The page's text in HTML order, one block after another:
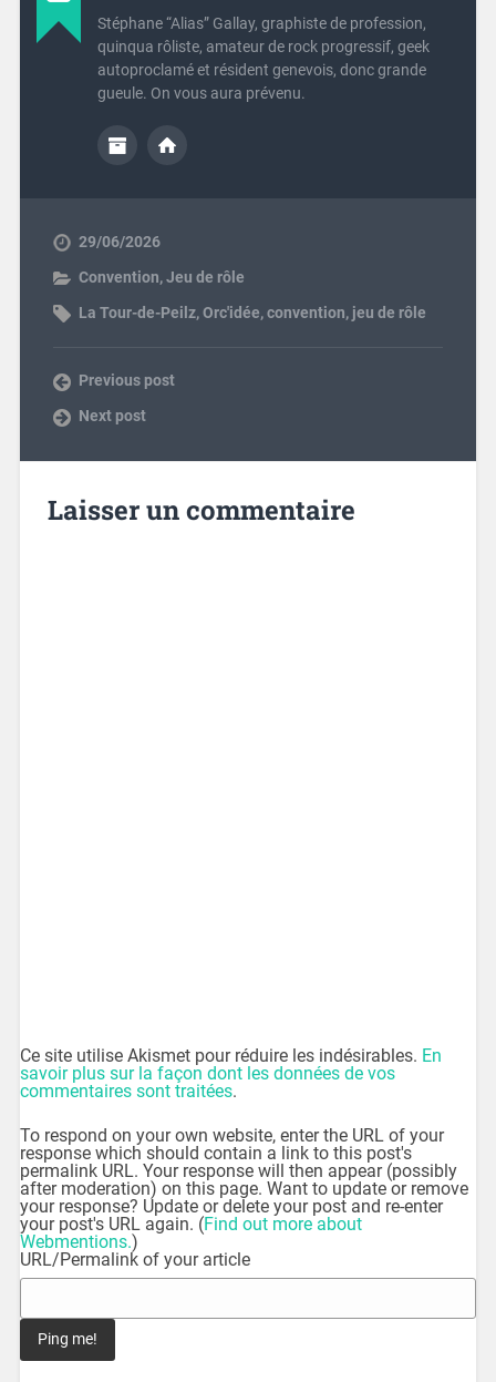
Stéphane “Alias” Gallay, graphiste de profession,
quinqua rôliste, amateur de rock progressif, geek
autoproclamé et résident genevois, donc grande
gueule. On vous aura prévenu.
29/06/2026
Convention,Jeu de rôle
La Tour-de-Peilz,Orc'idée,convention, jeu de rôle
Previous post
Next post
Laisser un commentaire
Ce site utilise Akismet pour réduire les indésirables. En
savoir plus sur la façon dont les données de vos
commentaires sont traitées.
To respond on your own website, enter the URL of your
response which should contain a link to this post's
permalink URL. Your response will then appear (possibly
after moderation) on this page. Want to update or remove
your response? Update or delete your post and re-enter
your post's URL again. (Find out more about
Webmentions.)
URL/Permalink of your article